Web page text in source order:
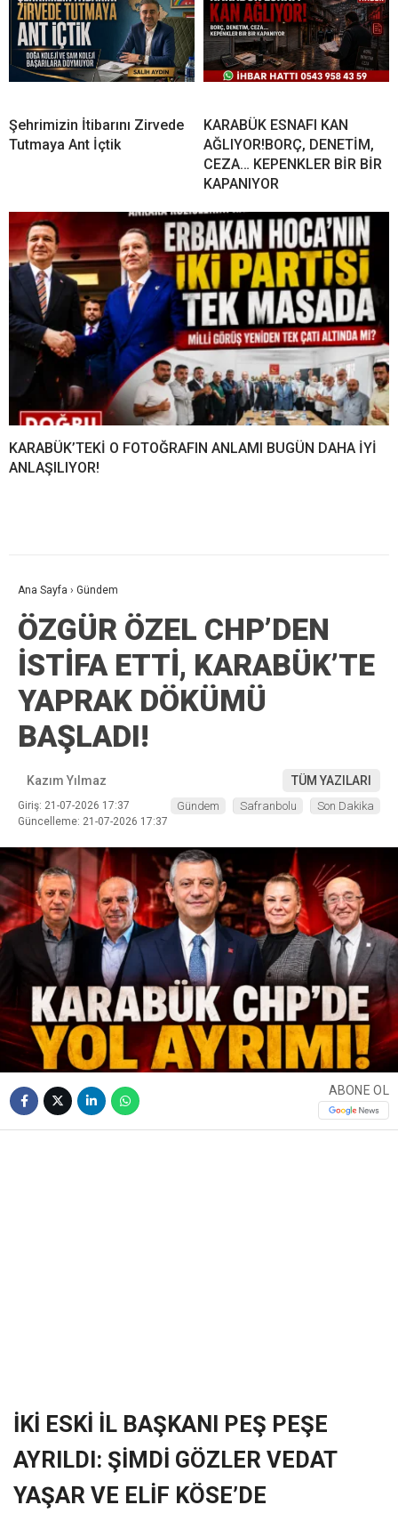
Şehrimizin İtibarını Zirvede
Tutmaya Ant İçtik
KARABÜK ESNAFI KAN
AĞLIYOR!BORÇ, DENETİM,
CEZA… KEPENKLER BİR BİR
KAPANIYOR
KARABÜK’TEKİ O FOTOĞRAFIN ANLAMI BUGÜN DAHA İYİ
ANLAŞILIYOR!
Ana Sayfa › Gündem
ÖZGÜR ÖZEL CHP’DEN
İSTİFA ETTİ, KARABÜK’TE
YAPRAK DÖKÜMÜ
BAŞLADI!
Kazım Yılmaz TÜM YAZILARI
Giriş: 21-07-2026 17:37
Güncelleme: 21-07-2026 17:37
Gündem Safranbolu Son Dakika
ABONE OL
İKİ ESKİ İL BAŞKANI PEŞ PEŞE
AYRILDI: ŞİMDİ GÖZLER VEDAT
YAŞAR VE ELİF KÖSE’DE